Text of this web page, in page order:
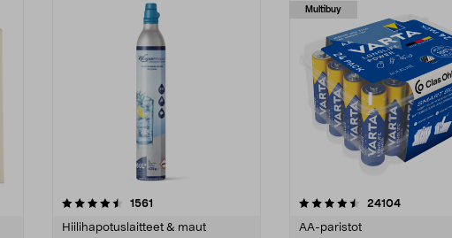
1561
Hiilihapotuslaitteet & maut
Multibuy
4.5viidestä
24104arvostelut
AA-paristot
4.5viidestä